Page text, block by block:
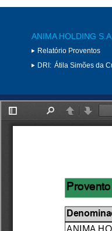
ANIMA HOLDING S.A.
Relatório Proventos
DRI: Átila Simões da